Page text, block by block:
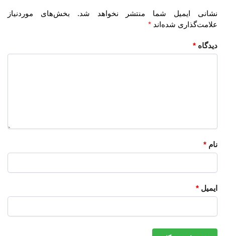
نشانی ایمیل شما منتشر نخواهد شد.
بخش‌های موردنیاز
علامت‌گذاری شده‌اند *
دیدگاه *
نام *
ایمیل *